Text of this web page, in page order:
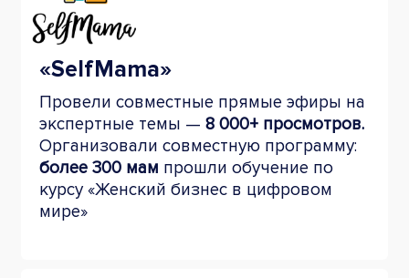
«SelfMama»
Провели совместные прямые эфиры на
экспертные темы — 8 000+ просмотров.
Организовали совместную программу:
более 300 мам прошли обучение по
курсу «Женский бизнес в цифровом
мире»